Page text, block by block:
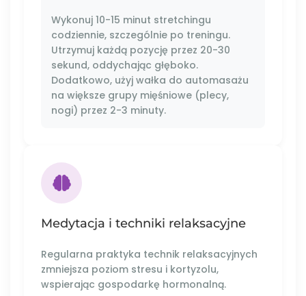
Wykonuj 10-15 minut stretchingu
codziennie, szczególnie po treningu.
Utrzymuj każdą pozycję przez 20-30
sekund, oddychając głęboko.
Dodatkowo, użyj wałka do automasażu
na większe grupy mięśniowe (plecy,
nogi) przez 2-3 minuty.
Medytacja i techniki relaksacyjne
Regularna praktyka technik relaksacyjnych
zmniejsza poziom stresu i kortyzolu,
wspierając gospodarkę hormonalną.